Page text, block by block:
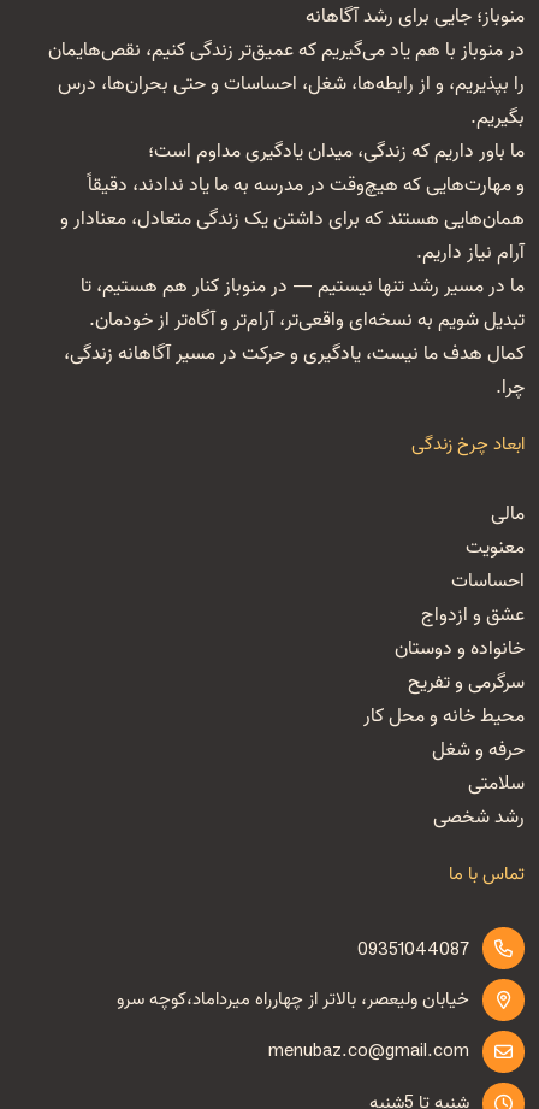
منوباز؛ جایی برای رشد آگاهانه
در منوباز با هم یاد می‌گیریم که عمیق‌تر زندگی کنیم، نقص‌هایمان
را بپذیریم، و از رابطه‌ها، شغل‌، احساسات و حتی بحران‌ها، درس
بگیریم.
ما باور داریم که زندگی، میدان یادگیری مداوم است؛
و مهارت‌هایی که هیچ‌وقت در مدرسه به ما یاد ندادند، دقیقاً
همان‌هایی هستند که برای داشتن یک زندگی متعادل، معنا‌دار و
آرام نیاز داریم.
ما در مسیر رشد تنها نیستیم — در منوباز کنار هم هستیم، تا
تبدیل شویم به نسخه‌ای واقعی‌تر، آرام‌تر و آگاه‌تر از خودمان.
کمال هدف ما نیست، یادگیری و حرکت در مسیر آگاهانه زندگی،
چرا.
ابعاد چرخ زندگی
مالی
معنویت
احساسات
عشق و ازدواج
خانواده و دوستان
سرگرمی و تفریح
محیط خانه و محل کار
حرفه و شغل
سلامتی
رشد شخصی
تماس با ما
09351044087
خیابان ولیعصر، بالاتر از چهارراه میرداماد،کوچه سرو
menubaz.co@gmail.com
شنبه تا 5شنبه